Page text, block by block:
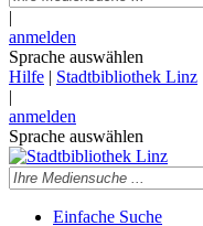
|
anmelden
Sprache auswählen
Hilfe | Stadtbibliothek Linz
|
anmelden
Sprache auswählen
Einfache Suche